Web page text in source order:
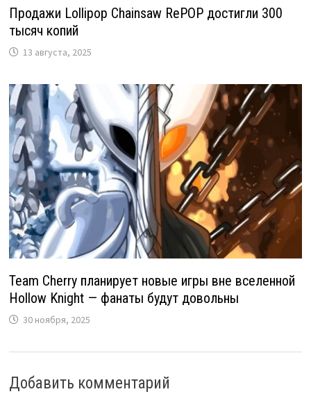
Продажи Lollipop Chainsaw RePOP достигли 300
тысяч копий
13 августа, 2025
Team Cherry планирует новые игры вне вселенной
Hollow Knight — фанаты будут довольны
30 ноября, 2025
Добавить комментарий